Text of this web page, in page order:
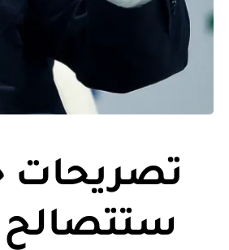
تصريحات
ستتصالح